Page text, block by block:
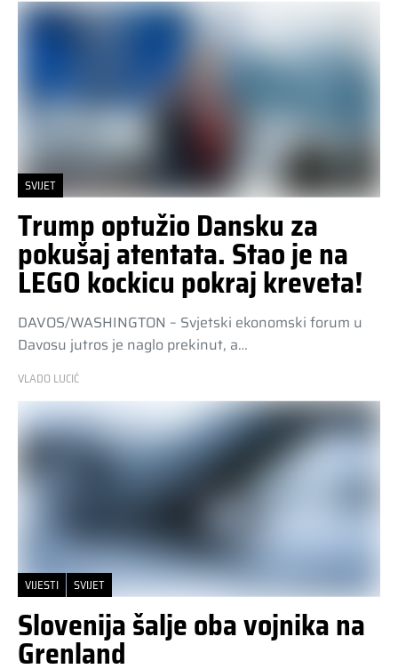
SVIJET
Trump optužio Dansku za
pokušaj atentata. Stao je na
LEGO kockicu pokraj kreveta!
DAVOS/WASHINGTON – Svjetski ekonomski forum u
Davosu jutros je naglo prekinut, a…
VLADO LUCIĆ
VIJESTI SVIJET
Slovenija šalje oba vojnika na
Grenland